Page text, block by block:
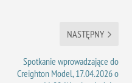
NASTĘPNY
Spotkanie wprowadzające do
Creighton Model, 17.04.2026 o